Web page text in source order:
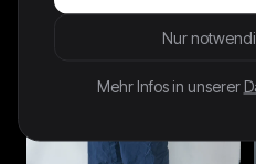
Nur
Mehr Infos in unserer